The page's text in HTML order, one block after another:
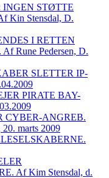
INGEN STØTTE
Kin Stensdal, D.
I RETTEN
Rune Pedersen, D.
SLETTER IP-
PIRATE BAY-
CYBER-ANGREB.
marts 2009
Af Kim Stensdal, d.